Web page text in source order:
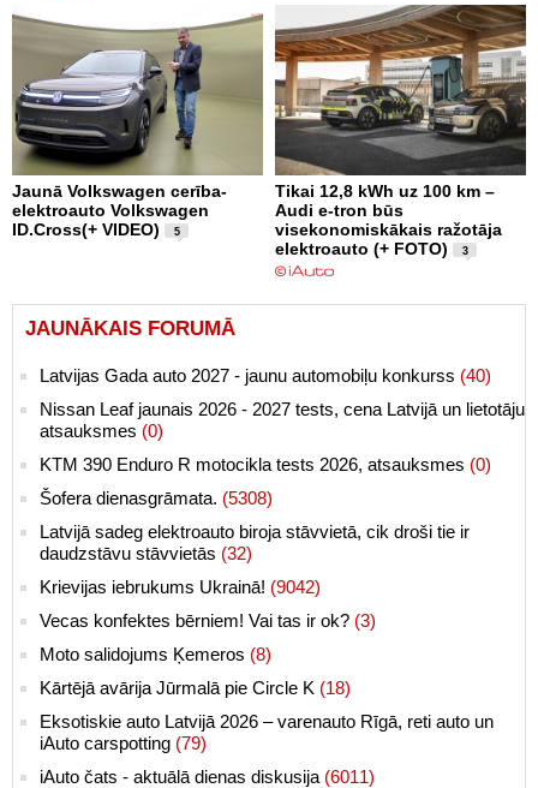
Jaunā Volkswagen cerība-
elektroauto Volkswagen
ID.Cross(+ VIDEO)
5
Tikai 12,8 kWh uz 100 km –
Audi e-tron būs
visekonomiskākais ražotāja
elektroauto (+ FOTO)
3
JAUNĀKAIS FORUMĀ
Latvijas Gada auto 2027 - jaunu automobiļu konkurss (40)
Nissan Leaf jaunais 2026 - 2027 tests, cena Latvijā un lietotāju
atsauksmes (0)
KTM 390 Enduro R motocikla tests 2026, atsauksmes (0)
Šofera dienasgrāmata. (5308)
Latvijā sadeg elektroauto biroja stāvvietā, cik droši tie ir
daudzstāvu stāvvietās (32)
Krievijas iebrukums Ukrainā! (9042)
Vecas konfektes bērniem! Vai tas ir ok? (3)
Moto salidojums Ķemeros (8)
Kārtējā avārija Jūrmalā pie Circle K (18)
Eksotiskie auto Latvijā 2026 – varenauto Rīgā, reti auto un
iAuto carspotting (79)
iAuto čats - aktuālā dienas diskusija (6011)